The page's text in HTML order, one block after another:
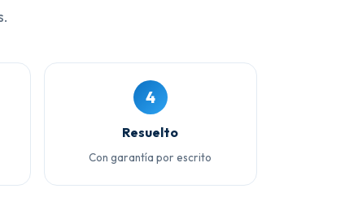
4
Resuelto
Con garantía por escrito